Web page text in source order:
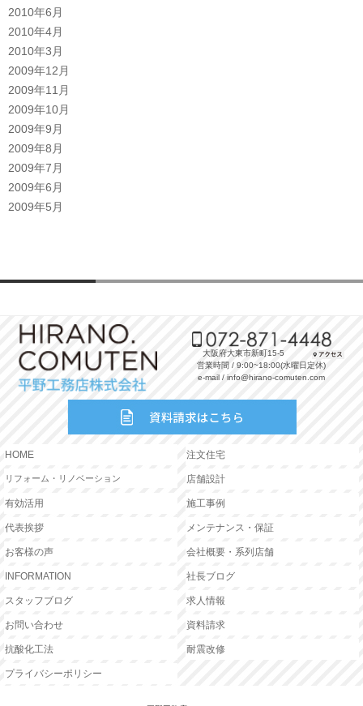
2010年6月
2010年4月
2010年3月
2009年12月
2009年11月
2009年10月
2009年9月
2009年8月
2009年7月
2009年6月
2009年5月
大阪府大東市新町15-5
営業時間 / 9:00~18:00(水曜日定休)
e-mail / info@hirano-comuten.com
HOME 注文住宅
リフォーム・リノベーション 店舗設計
有効活用 施工事例
代表挨拶 メンテナンス・保証
お客様の声 会社概要・系列店舗
INFORMATION 社長ブログ
スタッフブログ 求人情報
お問い合わせ 資料請求
抗酸化工法 耐震改修
プライバシーポリシー